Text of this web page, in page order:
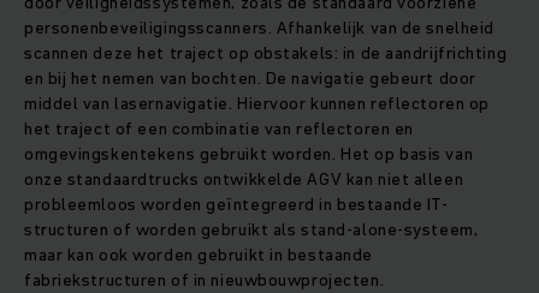
personenbeveiligingsscanners. Afhankelijk van de snelheid
scannen deze het traject op obstakels: in de aandrijfrichting
en bij het nemen van bochten. De navigatie gebeurt door
middel van lasernavigatie. Hiervoor kunnen reflectoren op
het traject of een combinatie van reflectoren en
omgevingskentekens gebruikt worden. Het op basis van
onze standaardtrucks ontwikkelde AGV kan niet alleen
probleemloos worden geïntegreerd in bestaande IT-
structuren of worden gebruikt als stand-alone-systeem,
maar kan ook worden gebruikt in bestaande
fabriekstructuren of in nieuwbouwprojecten.